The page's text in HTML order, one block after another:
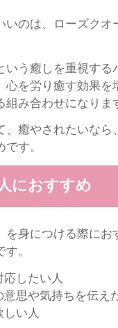
いのは、ローズクオ
いう癒しを重視する
心を労り癒す効果を
組み合わせになりま
、癒やされたいなら
す。
人におすすめ
を身につける際にお
す。
したい人
思や気持ちを伝え
い人